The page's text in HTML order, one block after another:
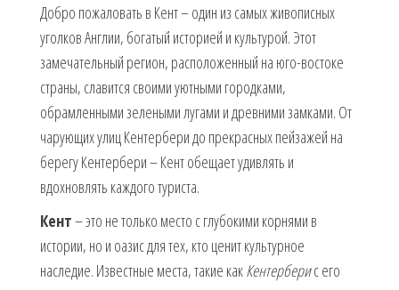
Добро пожаловать в Кент – один из самых живописных
уголков Англии, богатый историей и культурой. Этот
замечательный регион, расположенный на юго-востоке
страны, славится своими уютными городками,
обрамленными зелеными лугами и древними замками. От
чарующих улиц Кентербери до прекрасных пейзажей на
берегу Кентербери – Кент обещает удивлять и
вдохновлять каждого туриста.
Кент– это не только место с глубокими корнями в
истории, но и оазис для тех, кто ценит культурное
наследие. Известные места, такие какКентерберис его